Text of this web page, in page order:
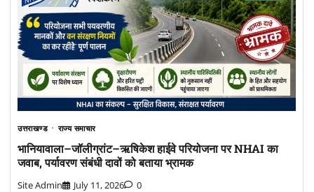
उत्तराखण्ड राज्य समाचार
भानियावाला–जॉलीग्रांट–ऋषिकेश हाईवे परियोजना पर NHAI का
जवाब, पर्यावरण संबंधी दावों को बताया भ्रामक
Site Admin July 11, 2026 0